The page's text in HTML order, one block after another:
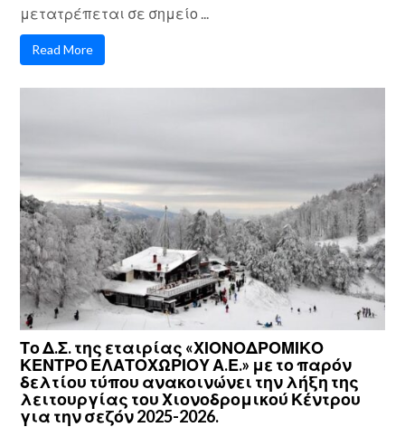
μετατρέπεται σε σημείο ...
Read More
Το Δ.Σ. της εταιρίας «ΧΙΟΝΟΔΡΟΜΙΚΟ
ΚΕΝΤΡΟ ΕΛΑΤΟΧΩΡΙΟΥ Α.Ε.» με το παρόν
δελτίου τύπου ανακοινώνει την λήξη της
λειτουργίας του Χιονοδρομικού Κέντρου
για την σεζόν 2025-2026.